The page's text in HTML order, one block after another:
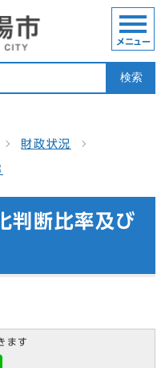
検索
メニュー
財政状況
断比率及び
ます